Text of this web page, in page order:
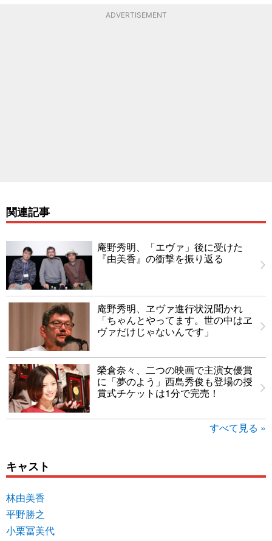
ADVERTISEMENT
関連記事
庵野秀明、「エヴァ」後に受けた
『由美香』の衝撃を振り返る
庵野秀明、ヱヴァ進行状況聞かれ
「ちゃんとやってます。世の中はヱ
ヴァだけじゃないんです」
榮倉奈々、二つの映画で主演女優賞
に「夢のよう」西島秀俊も登場の授
賞式チケットは1分で完売！
すべて見る »
キャスト
林由美香
平野勝之
小栗冨美代